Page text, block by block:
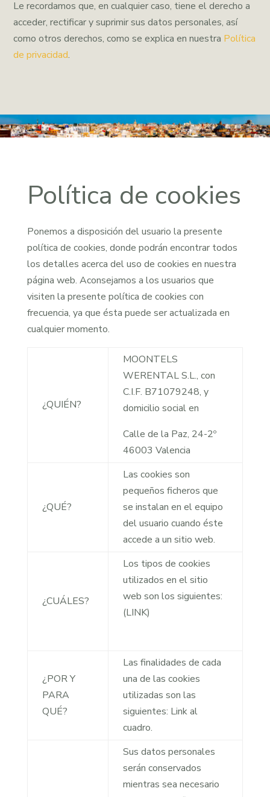
Le recordamos que, en cualquier caso, tiene el derecho a
acceder, rectificar y suprimir sus datos personales, así
como otros derechos, como se explica en nuestra Política
de privacidad.
Política de cookies
Ponemos a disposición del usuario la presente
política de cookies, donde podrán encontrar todos
los detalles acerca del uso de cookies en nuestra
página web. Aconsejamos a los usuarios que
visiten la presente política de cookies con
frecuencia, ya que ésta puede ser actualizada en
cualquier momento.
¿QUIÉN?
MOONTELS
WERENTAL S.L., con
C.I.F. B71079248, y
domicilio social en
Calle de la Paz, 24-2º
46003 Valencia
¿QUÉ?
Las cookies son
pequeños ficheros que
se instalan en el equipo
del usuario cuando éste
accede a un sitio web.
¿CUÁLES?
Los tipos de cookies
utilizados en el sitio
web son los siguientes:
(LINK)
¿POR Y
PARA
QUÉ?
Las finalidades de cada
una de las cookies
utilizadas son las
siguientes: Link al
cuadro.
Sus datos personales
serán conservados
mientras sea necesario